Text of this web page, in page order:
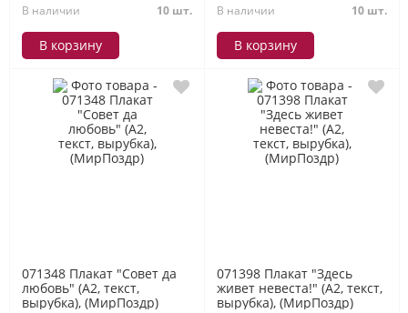
В наличии
10 шт.
В корзину
В наличии
10 шт.
В корзину
071348 Плакат "Совет да
любовь" (А2, текст,
вырубка), (МирПоздр)
071398 Плакат "Здесь
живет невеста!" (А2, текст,
вырубка), (МирПоздр)